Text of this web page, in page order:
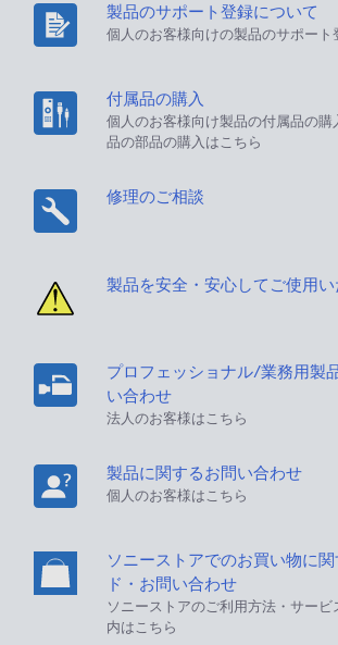
製品のサポート登録について
個人のお客様向けの製品のサポート
付属品の購入
個人のお客様向け製品の付属品の購
品の部品の購入はこちら
修理のご相談
製品を安全・安心してご使用
プロフェッショナル/業務用製
い合わせ
法人のお客様はこちら
製品に関するお問い合わせ
個人のお客様はこちら
ソニーストアでのお買い物に
ド・お問い合わせ
ソニーストアのご利用方法・サービ
内はこちら